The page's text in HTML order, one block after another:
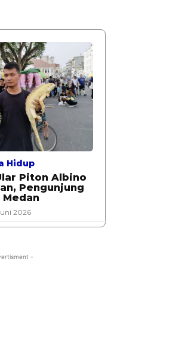
Hidup
Piton Albino
Pengunjung
Medan
2026
-